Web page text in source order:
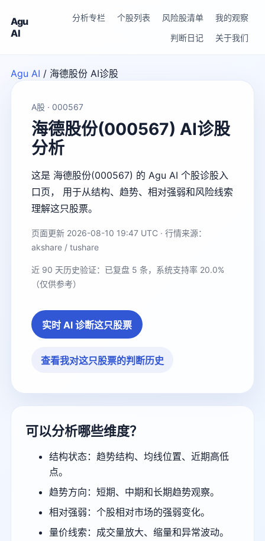
Agu
AI
分析专栏 个股列表 风险股清单
我的观察
判断日记
关于我们
Agu AI / 海德股份 AI诊股
A股 · 000567
海德股份(000567) AI诊股
分析
这是 海德股份(000567) 的 Agu AI 个股诊股入
口页， 用于从结构、趋势、相对强弱和风险线索
理解这只股票。
页面更新 2026-08-10 19:47 UTC · 行情来源：
akshare / tushare
近 90 天历史验证：已复盘 5 条，系统支持率 20.0%
（仅供参考）
实时 AI 诊断这只股票
查看我对这只股票的判断历史
可以分析哪些维度？
结构状态：趋势结构、均线位置、近期高低
点。
趋势方向：短期、中期和长期趋势观察。
相对强弱：个股相对市场的强弱变化。
量价线索：成交量放大、缩量和异常波动。